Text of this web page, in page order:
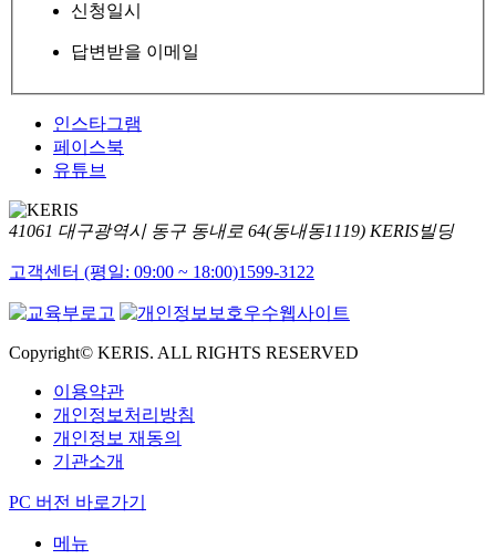
신청일시
답변받을 이메일
인스타그램
페이스북
유튜브
41061 대구광역시 동구 동내로 64(동내동1119) KERIS빌딩
고객센터 (평일: 09:00 ~ 18:00)1599-3122
Copyright© KERIS. ALL RIGHTS RESERVED
이용약관
개인정보처리방침
개인정보 재동의
기관소개
PC 버전 바로가기
메뉴